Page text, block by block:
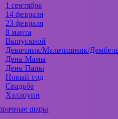
1 сентября
14 февраля
23 февраля
8 марта
Выпускной
Девичник/Мальчишник/
День Мамы
День Папы
Новый год
Свадьба
Хэллоуин
шары